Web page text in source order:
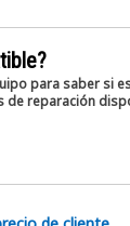
para saber si
de reparación